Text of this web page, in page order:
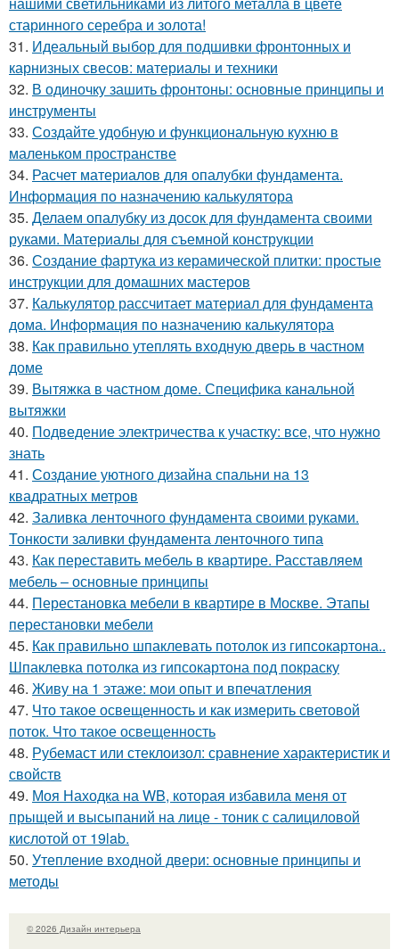
старинного серебра и золота!
31. Идеальный выбор для подшивки фронтонных и
карнизных свесов: материалы и техники
32. В одиночку зашить фронтоны: основные принципы и
инструменты
33. Создайте удобную и функциональную кухню в
маленьком пространстве
34. Расчет материалов для опалубки фундамента.
Информация по назначению калькулятора
35. Делаем опалубку из досок для фундамента своими
руками. Материалы для съемной конструкции
36. Создание фартука из керамической плитки: простые
инструкции для домашних мастеров
37. Калькулятор рассчитает материал для фундамента
дома. Информация по назначению калькулятора
38. Как правильно утеплять входную дверь в частном
доме
39. Вытяжка в частном доме. Специфика канальной
вытяжки
40. Подведение электричества к участку: все, что нужно
знать
41. Создание уютного дизайна спальни на 13
квадратных метров
42. Заливка ленточного фундамента своими руками.
Тонкости заливки фундамента ленточного типа
43. Как переставить мебель в квартире. Расставляем
мебель – основные принципы
44. Перестановка мебели в квартире в Москве. Этапы
перестановки мебели
45. Как правильно шпаклевать потолок из гипсокартона..
Шпаклевка потолка из гипсокартона под покраску
46. Живу на 1 этаже: мои опыт и впечатления
47. Что такое освещенность и как измерить световой
поток. Что такое освещенность
48. Рубемаст или стеклоизол: сравнение характеристик и
свойств
49. Моя Находка на WB, которая избавила меня от
прыщей и высыпаний на лице - тоник с салициловой
кислотой от 19lab.
50. Утепление входной двери: основные принципы и
методы
© 2026 Дизайн интерьера